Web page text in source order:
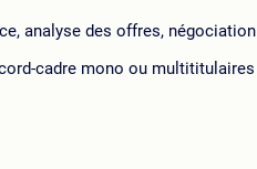
analyse des offres, négociation
cadre mono ou multititulaires